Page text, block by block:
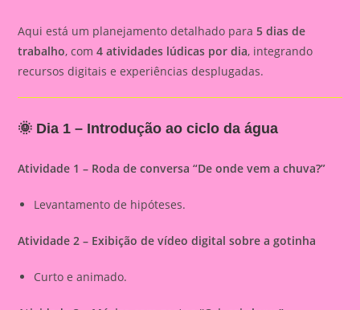
Aqui está um planejamento detalhado para5 dias de
trabalho, com4 atividades lúdicas por dia, integrando
recursos digitais e experiências desplugadas.
🌞 Dia 1 – Introdução ao ciclo da água
Atividade 1 – Roda de conversa “De onde vem a chuva?”
Levantamento de hipóteses.
Atividade 2 – Exibição de vídeo digital sobre a gotinha
Curto e animado.